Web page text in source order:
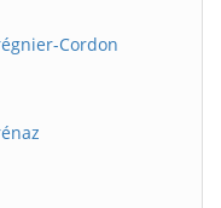
Cordon